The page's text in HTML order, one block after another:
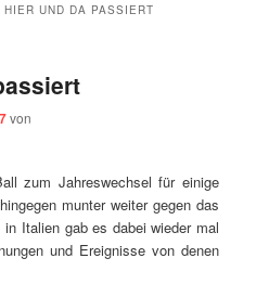
HIER UND DA PASSIERT
von
zum Jahreswechsel für einige
munter weiter gegen das
Italien gab es dabei wieder mal
und Ereignisse von denen